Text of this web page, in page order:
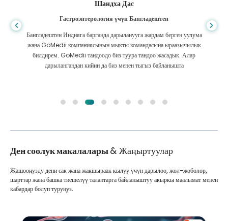
Шандха Дас
Гастроэнтерология үчүн Бангладештен
Бангладештен Индияга барганда дарыланууга жардам берген уулума
жана GoMedii компаниясынын мыкты командасына ыраазычылык
билдирем. GoMedii тандоодо биз туура тандоо жасадык. Алар
дарылангандан кийин да биз менен тыгыз байланышта
Ден соолук макалалары& Жаңыртуулар
Жашооңузду дени сак жана жакшыраак кылуу үчүн дарылоо, жол-жоболор,
шарттар жана башка тиешелүү талаптарга байланыштуу акыркы маалымат менен
кабардар болуп туруңуз.